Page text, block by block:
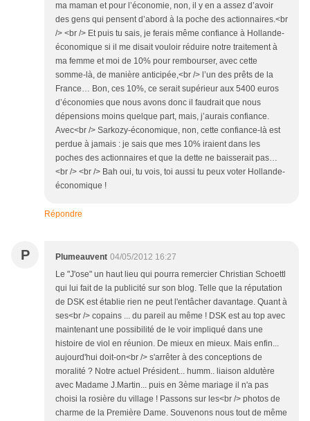
ma maman et pour l’économie, non, il y en a assez d’avoir
des gens qui pensent d’abord à la poche des actionnaires.<br
/> <br /> Et puis tu sais, je ferais même confiance à Hollande-
économique si il me disait vouloir réduire notre traitement à
ma femme et moi de 10% pour rembourser, avec cette
somme-là, de manière anticipée,<br /> l’un des prêts de la
France… Bon, ces 10%, ce serait supérieur aux 5400 euros
d’économies que nous avons donc il faudrait que nous
dépensions moins quelque part, mais, j’aurais confiance.
Avec<br /> Sarkozy-économique, non, cette confiance-là est
perdue à jamais : je sais que mes 10% iraient dans les
poches des actionnaires et que la dette ne baisserait pas…
<br /> <br /> Bah oui, tu vois, toi aussi tu peux voter Hollande-
économique !
Répondre
P Plumeauvent 04/05/2012 16:27
Le "J'ose" un haut lieu qui pourra remercier Christian Schoettl
qui lui fait de la publicité sur son blog. Telle que la réputation
de DSK est établie rien ne peut l'entâcher davantage. Quant à
ses<br /> copains ... du pareil au même ! DSK est au top avec
maintenant une possibilité de le voir impliqué dans une
histoire de viol en réunion. De mieux en mieux. Mais enfin...
aujourd'hui doit-on<br /> s'arrêter à des conceptions de
moralité ? Notre actuel Président... humm.. liaison aldutère
avec Madame J.Martin... puis en 3ème mariage il n'a pas
choisi la rosière du village ! Passons sur les<br /> photos de
charme de la Première Dame. Souvenons nous tout de même